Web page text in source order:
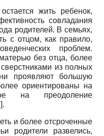
жить ребенок,
совладания
родителей. В семьях,
с отцом, как правило,
проблем.
без отца, более
из полных
проявляют большую
ориентированы на
на преодоление
и более отсроченные
родители развелись,